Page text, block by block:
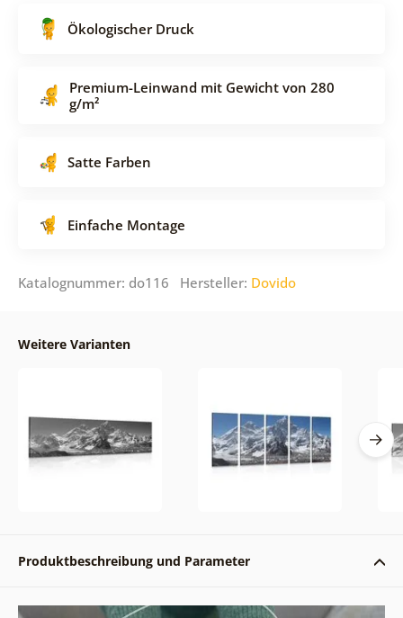
Ökologischer Druck
Premium-Leinwand mit Gewicht von 280
g/m²
Satte Farben
Einfache Montage
Katalognummer: do116 Hersteller: Dovido
Weitere Varianten
Produktbeschreibung und Parameter